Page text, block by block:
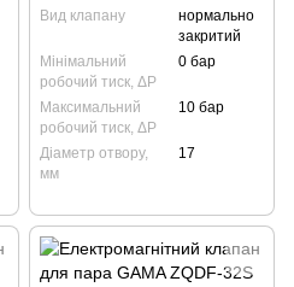
Вид клапану
нормально
закритий
Мінімальний
робочий тиск, ΔP
0 бар
Максимальний
робочий тиск, ΔP
10 бар
Діаметр отвору,
мм
17